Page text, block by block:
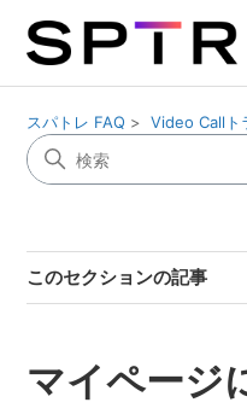
スパトレ FAQ Video Callト
このセクションの記事
マイページ